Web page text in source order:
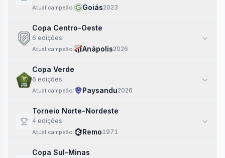
Atual campeão: Goiás2023
Copa Centro-Oeste
6 edições
Atual campeão: Anápolis2026
Copa Verde
6 edições
Atual campeão: Paysandu2026
Torneio Norte-Nordeste
4 edições
Atual campeão: Remo1971
Copa Sul-Minas